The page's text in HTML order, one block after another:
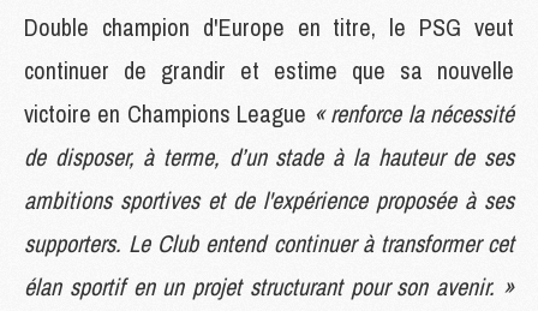
Double champion d'Europe en titre, le PSG veut
continuer de grandir et estime que sa nouvelle
victoire en Champions League « renforce la nécessité
de disposer, à terme, d’un stade à la hauteur de ses
ambitions sportives et de l'expérience proposée à ses
supporters. Le Club entend continuer à transformer cet
élan sportif en un projet structurant pour son avenir. »